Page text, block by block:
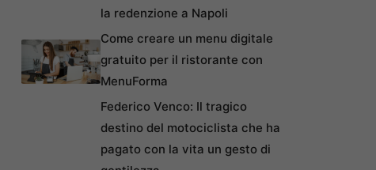
la redenzione a Napoli
Come creare un menu digitale
gratuito per il ristorante con
MenuForma
Federico Venco: Il tragico
destino del motociclista che ha
pagato con la vita un gesto di